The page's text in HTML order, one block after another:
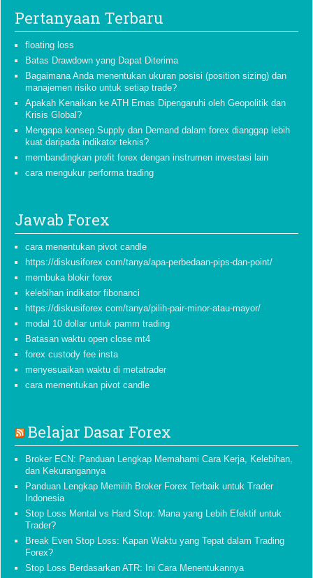
Pertanyaan Terbaru
floating loss
Batas Drawdown yang Dapat Diterima
Bagaimana Anda menentukan ukuran posisi (position sizing) dan
manajemen risiko untuk setiap trade?
Apakah Kenaikan ke ATH Emas Dipengaruhi oleh Geopolitik dan
Krisis Global?
Mengapa konsep Supply dan Demand dalam forex dianggap lebih
kuat daripada indikator teknis?
membandingkan profit forex dengan instrumen investasi lain
cara mengukur performa trading
Jawab Forex
cara menentukan pivot candle
https://diskusiforex com/tanya/apa-perbedaan-pips-dan-point/
membuka blokir forex
kelebihan indikator fibonanci
https://diskusiforex com/tanya/pilih-pair-minor-atau-mayor/
modal 10 dollar untuk pamm trading
Batasan waktu open close mt4
forex custody fee insta
menyesuaikan waktu di metatrader
cara mementukan pivot candle
Belajar Dasar Forex
Broker ECN: Panduan Lengkap Memahami Cara Kerja, Kelebihan,
dan Kekurangannya
Panduan Lengkap Memilih Broker Forex Terbaik untuk Trader
Indonesia
Stop Loss Mental vs Hard Stop: Mana yang Lebih Efektif untuk
Trader?
Break Even Stop Loss: Kapan Waktu yang Tepat dalam Trading
Forex?
Stop Loss Berdasarkan ATR: Ini Cara Menentukannya